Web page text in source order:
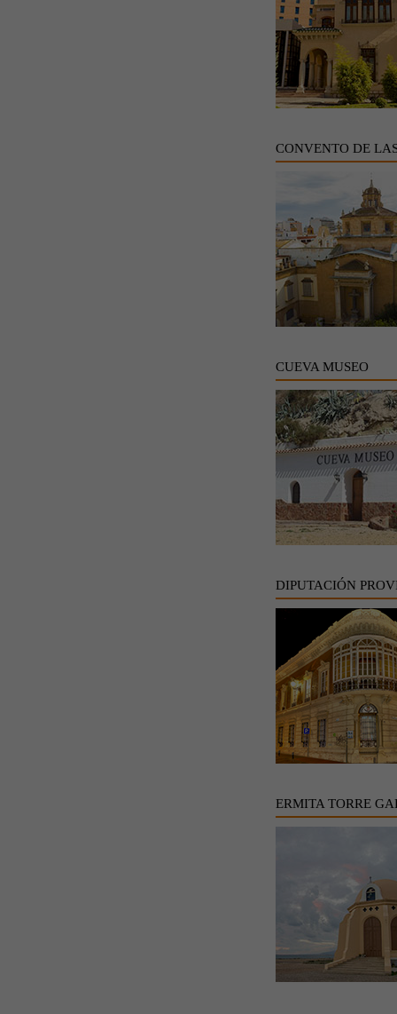
CONVENTO DE
CUEVA MUSEO
DIPUTACIÓN
ERMITA TORRE